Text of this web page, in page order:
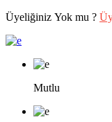
Üyeliğiniz Yok mu ?
Mutlu